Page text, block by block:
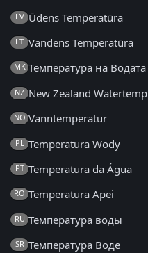
LV Ūdens Temperatūra
LT Vandens Temperatūra
MK Температура на Водата
NZ New Zealand Watertemp
NO Vanntemperatur
PL Temperatura Wody
PT Temperatura da Água
RO Temperatura Apei
RU Температура воды
SR Температура Воде